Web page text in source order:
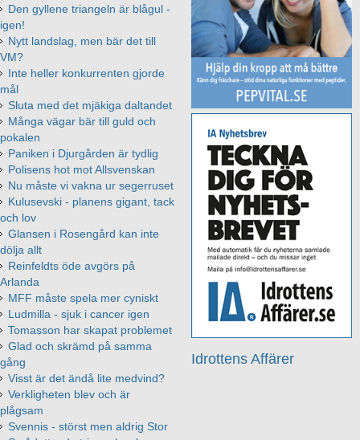
Idrottens Affärer
Den gyllene triangeln är blågul -
igen!
Nytt landslag, men bär det till
VM?
Inte heller konkurrenten gjorde
mål
Sluta med det mjäkiga daltandet
Många vägar bär till guld och
pokalen
Paniken i Djurgården är tydlig
Polisens hot mot Allsvenskan
Nu måste vi vakna ur segerruset
Kulusevski - planens gigant, tack
och lov
Glansen i Rosengård kan inte
dölja allt
Reinfeldts öde avgörs på
Arlanda
MFF måste spela mer cyniskt
Ludmilla - sjuk i cancer igen
Tomasson har skapat problemet
Glad och skrämd på samma
gång
Visst är det ändå lite medvind?
Verkligheten blev och är
plågsam
Svennis - störst men aldrig Stor